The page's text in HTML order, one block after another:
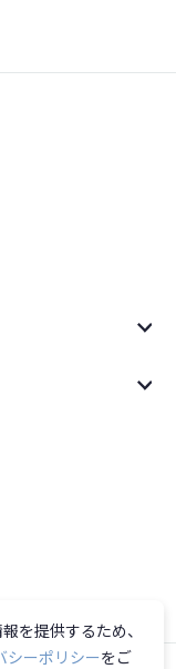
を提供するため、
シーポリシーをご